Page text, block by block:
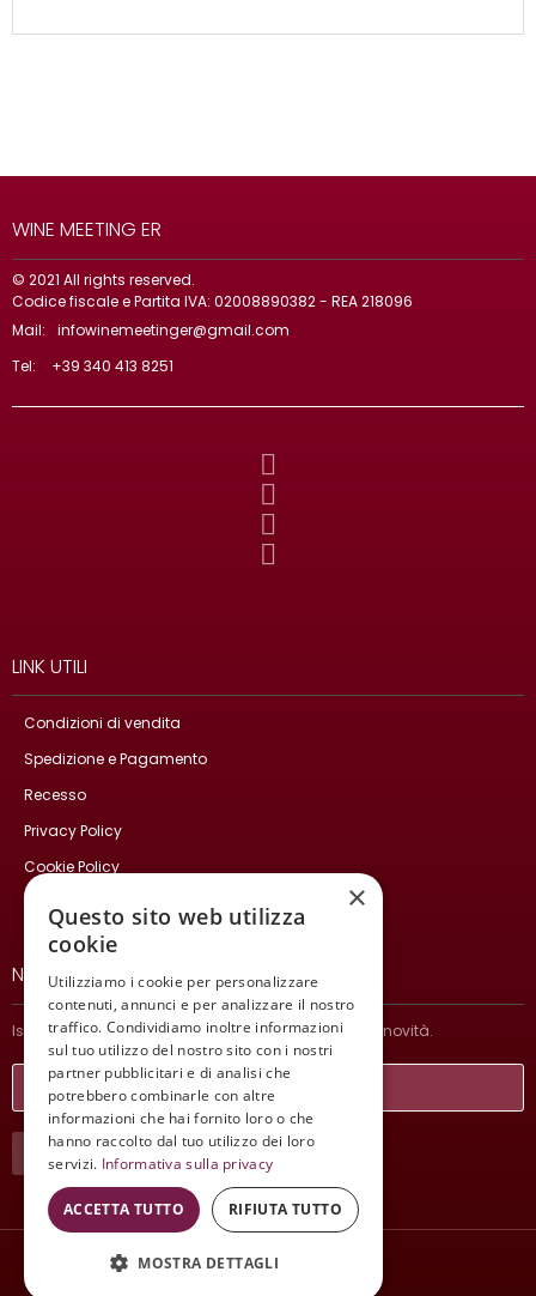
WINE MEETING ER
© 2021 All rights reserved.
Codice fiscale e Partita IVA: 02008890382 - REA 218096
Mail:
infowinemeetinger@gmail.com
Tel:
+39 340 413 8251
LINK UTILI
Condizioni di vendita
Spedizione e Pagamento
Recesso
Privacy Policy
Cookie Policy
Contatti
NEWSLETTER
Iscriviti per ricevere informazioni sulle nostre ultime novità.
ISCRIVITI
Wine Meeting ER
×
Questo sito web utilizza
cookie
Utilizziamo i cookie per personalizzare
contenuti, annunci e per analizzare il nostro
traffico. Condividiamo inoltre informazioni
sul tuo utilizzo del nostro sito con i nostri
partner pubblicitari e di analisi che
potrebbero combinarle con altre
informazioni che hai fornito loro o che
hanno raccolto dal tuo utilizzo dei loro
servizi. Informativa sulla privacy
ACCETTA TUTTO RIFIUTA TUTTO
MOSTRA DETTAGLI